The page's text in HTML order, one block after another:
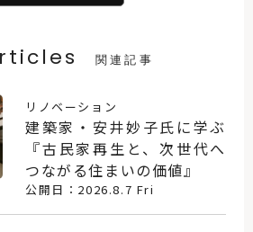
関連記事
リノベーション
建築家・安井妙子氏に学ぶ
『古民家再生と、次世代へ
つながる住まいの価値』
公開日：2026.8.7 Fri